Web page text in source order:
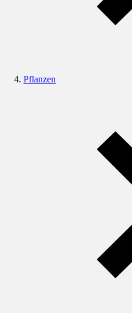
Pflanzen